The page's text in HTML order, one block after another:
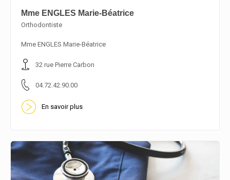
En savoir plus
Mme ENGLES Marie-Béatrice
Orthodontiste
Mme ENGLES Marie-Béatrice
32 rue Pierre Carbon
04.72.42.90.00
En savoir plus